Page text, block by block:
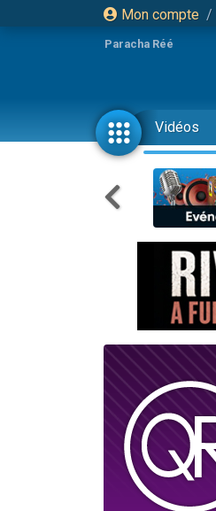
Mon compte /
Paracha Réé
Vidéos